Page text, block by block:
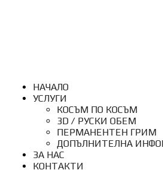
НАЧАЛО
УСЛУГИ
КОСЪМ ПО КОСЪМ
3D / РУСКИ ОБЕМ
ПЕРМАНЕНТЕН ГРИМ
ДОПЪЛНИТЕЛНА
ЗА НАС
КОНТАКТИ